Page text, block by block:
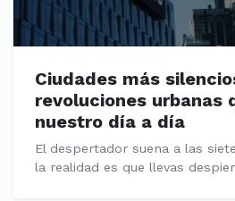
Ciudades más
revoluciones urbanas
nuestro día a día
El despertador suena a las
la realidad es que llevas